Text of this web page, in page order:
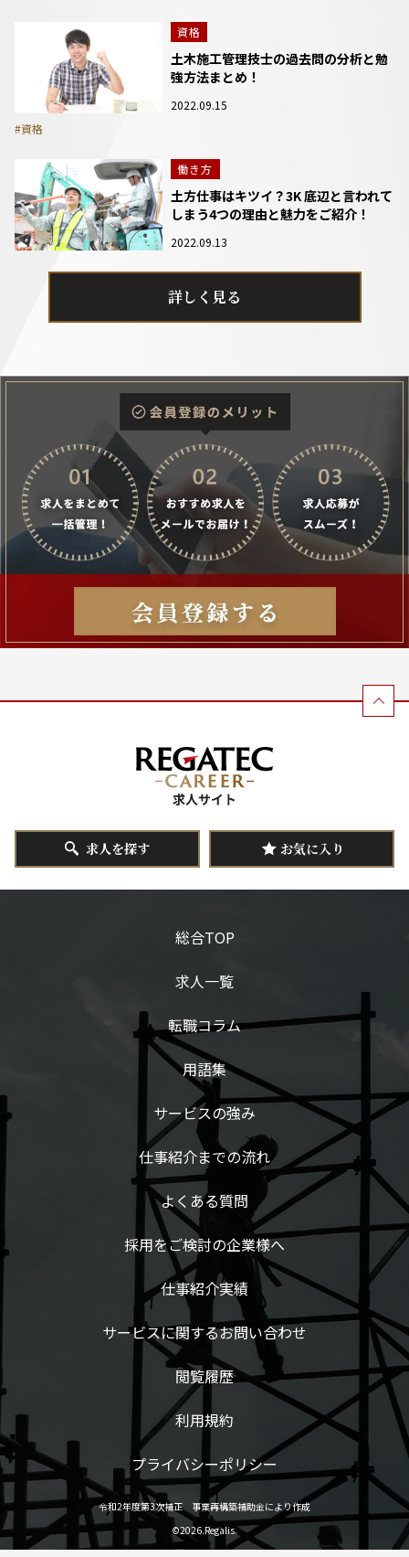
資格
土木施工管理技士の過去問の分析と勉
強方法まとめ！
2022.09.15
#資格
働き方
土方仕事はキツイ？3K 底辺と言われて
しまう4つの理由と魅力をご紹介！
2022.09.13
詳しく見る
求人を探す お気に入り
総合TOP
求人一覧
転職コラム
用語集
サービスの強み
仕事紹介までの流れ
よくある質問
採用をご検討の企業様へ
仕事紹介実績
サービスに関するお問い合わせ
閲覧履歴
利用規約
プライバシーポリシー
令和2年度第3次補正 事業再構築補助金により作成
©2026.Regalis.